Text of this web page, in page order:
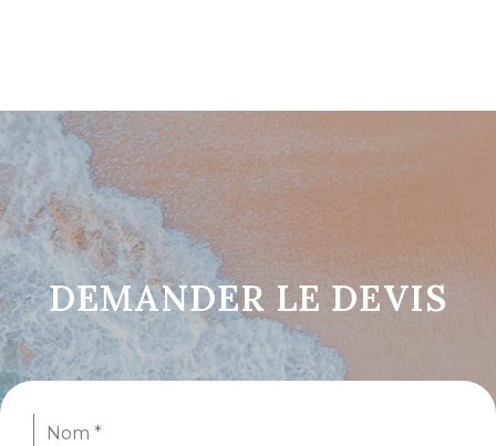
DEMANDER LE DEVIS